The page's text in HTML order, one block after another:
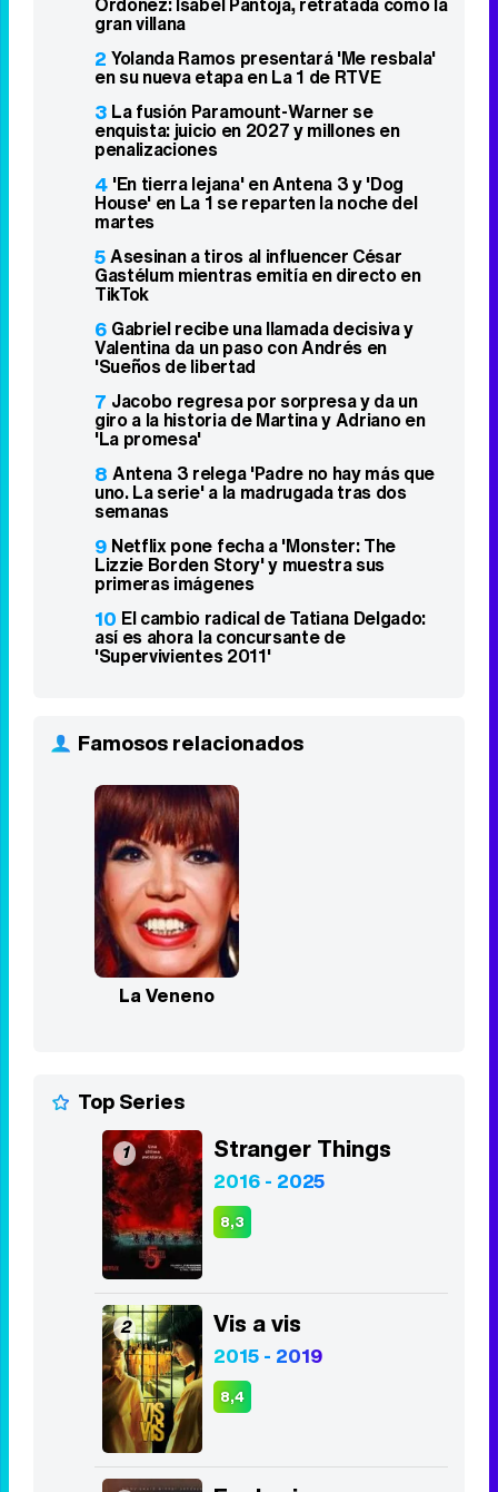
Lo más visto
1Así iba a ser la serie de Carmina
Ordóñez: Isabel Pantoja, retratada como la
gran villana
2 Yolanda Ramos presentará 'Me resbala'
en su nueva etapa en La 1 de RTVE
3La fusión Paramount-Warner se
enquista: juicio en 2027 y millones en
penalizaciones
4'En tierra lejana' en Antena 3 y 'Dog
House' en La 1 se reparten la noche del
martes
5 Asesinan a tiros al influencer César
Gastélum mientras emitía en directo en
TikTok
6 Gabriel recibe una llamada decisiva y
Valentina da un paso con Andrés en
'Sueños de libertad
7Jacobo regresa por sorpresa y da un
giro a la historia de Martina y Adriano en
uno. La serie' a la madrugada tras dos
semanas
9Netflix pone fecha a 'Monster: The
Lizzie Borden Story' y muestra sus
primeras imágenes
10El cambio radical de Tatiana Delgado:
así es ahora la concursante de
'Supervivientes 2011'
Famosos relacionados
La Veneno
Top Series
1 Stranger Things
8,3